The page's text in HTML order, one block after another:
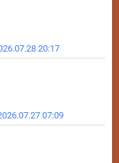
20:17
07:09